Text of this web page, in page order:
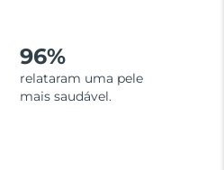
96%
relataram uma pele
mais saudável.